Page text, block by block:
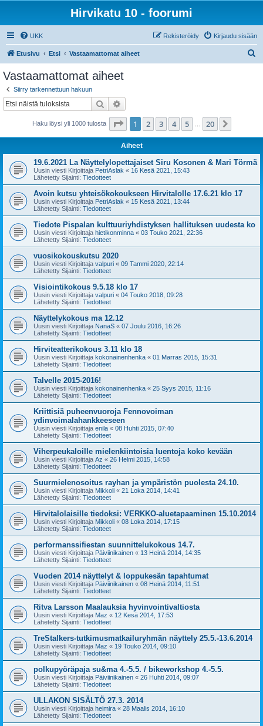
Hirvikatu 10 - foorumi
UKK Kirjaudu sisään
Rekisteröidy
Etusivu Etsi Vastaamattomat aiheet
Vastaamattomat aiheet
Siirry tarkennettuun hakuun
Etsi
Haku löysi yli 1000 tulosta Sivu /20
1 2 3 4 5 20
Aiheet
19.6.2021 La Näyttelylopettajaiset Siru Kosonen & Mari Törmä
Uusin viesti Kirjoittaja PetriAslak « 16 Kesä 2021, 15:43
Lähetetty Sijainti: Tiedotteet
Avoin kutsu yhteisökokoukseen Hirvitalolle 17.6.21 klo 17
Uusin viesti Kirjoittaja PetriAslak « 15 Kesä 2021, 13:44
Lähetetty Sijainti: Tiedotteet
Tiedote Pispalan kulttuuriyhdistyksen hallituksen uudesta ko
Uusin viesti Kirjoittaja hietikonminna « 03 Touko 2021, 22:36
Lähetetty Sijainti: Tiedotteet
vuosikokouskutsu 2020
Uusin viesti Kirjoittaja valpuri « 09 Tammi 2020, 22:14
Lähetetty Sijainti: Tiedotteet
Visiointikokous 9.5.18 klo 17
Uusin viesti Kirjoittaja valpuri « 04 Touko 2018, 09:28
Lähetetty Sijainti: Tiedotteet
Näyttelykokous ma 12.12
Uusin viesti Kirjoittaja NanaS « 07 Joulu 2016, 16:26
Lähetetty Sijainti: Tiedotteet
Hirviteatterikokous 3.11 klo 18
Uusin viesti Kirjoittaja kokonainenhenka « 01 Marras 2015, 15:31
Lähetetty Sijainti: Tiedotteet
Talvelle 2015-2016!
Uusin viesti Kirjoittaja kokonainenhenka « 25 Syys 2015, 11:16
Lähetetty Sijainti: Tiedotteet
Kriittisiä puheenvuoroja Fennovoiman
ydinvoimalahankkeeseen
Uusin viesti Kirjoittaja enila « 08 Huhti 2015, 07:40
Lähetetty Sijainti: Tiedotteet
Viherpeukaloille mielenkiintoisia luentoja koko kevään
Uusin viesti Kirjoittaja Az « 26 Helmi 2015, 14:58
Lähetetty Sijainti: Tiedotteet
Suurmielenosoitus rayhan ja ympäristön puolesta 24.10.
Uusin viesti Kirjoittaja Mikkoli « 21 Loka 2014, 14:41
Lähetetty Sijainti: Tiedotteet
Hirvitalolaisille tiedoksi: VERKKO-aluetapaaminen 15.10.2014
Uusin viesti Kirjoittaja Mikkoli « 08 Loka 2014, 17:15
Lähetetty Sijainti: Tiedotteet
performanssifiestan suunnittelukokous 14.7.
Uusin viesti Kirjoittaja Päiviinikainen « 13 Heinä 2014, 14:35
Lähetetty Sijainti: Tiedotteet
Vuoden 2014 näyttelyt & loppukesän tapahtumat
Uusin viesti Kirjoittaja Päiviinikainen « 08 Heinä 2014, 11:51
Lähetetty Sijainti: Tiedotteet
Ritva Larsson Maalauksia hyvinvointivaltiosta
Uusin viesti Kirjoittaja Maz « 12 Kesä 2014, 17:53
Lähetetty Sijainti: Tiedotteet
TreStalkers-tutkimusmatkailuryhmän näyttely 25.5.-13.6.2014
Uusin viesti Kirjoittaja Maz « 19 Touko 2014, 09:10
Lähetetty Sijainti: Tiedotteet
polkupyöräpaja su&ma 4.-5.5. / bikeworkshop 4.-5.5.
Uusin viesti Kirjoittaja Päiviinikainen « 26 Huhti 2014, 09:07
Lähetetty Sijainti: Tiedotteet
ULLAKON SISÄLTÖ 27.3. 2014
Uusin viesti Kirjoittaja heimira « 28 Maalis 2014, 16:10
Lähetetty Sijainti: Tiedotteet